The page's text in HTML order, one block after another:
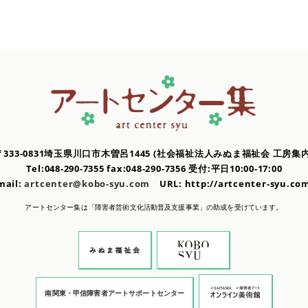
333-0831埼玉県川口市木曽呂1445 (社会福祉法人みぬま福祉会 工房集
Tel:048-290-7355 fax:048-290-7356受付:平日10:00-17:00
artcenter@kobo-syu.com URL: http://artcenter-
アートセンター集は「障害者芸術文化活動普及支援事業」の助成を受けています。
南関東・甲信障害者アートサポートセンター